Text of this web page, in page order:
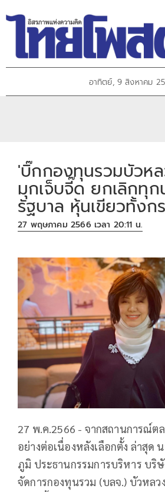
อาทิตย์, 9 สิงหาคม
'บิ๊กกองทุนรวมบัวห
มุกเจ็บจี๊ด ยกเลิกทุก
รัฐบาล หุ้นเขียวทั้งก
27 พฤษภาคม 2566 เวลา 20:11 น.
27 พ.ค.2566 - จากสถานการณ์ต
อย่างต่อเนื่องหลังเลือกตั้ง ล่าสุด
ภูมิ ประธานกรรมการบริหาร บริ
จัดการกองทุนรวม (บลจ.) บัวหลว